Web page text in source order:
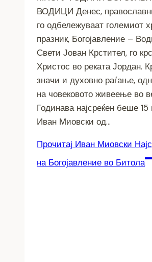
ВОДИЦИ Денес,
го одбележуваат големиот
празник, Богојавление –
Свети Јован Крстител, го
Христос во реката Јордан.
значи и духовно раѓање,
на човековото живеење во
Годинава најсреќен беше
Иван Миовски од…
Прочитај Иван Миовски
на Богојавление во Битола